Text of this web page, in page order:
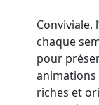
Conviviale,
chaque
pour
animations
riches et